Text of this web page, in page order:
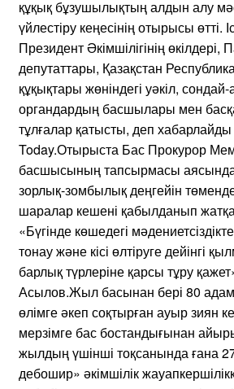
құқық бұзушылықтың алдын алу
үйлестіру кеңесінің отырысы өтті.
Президент Әкімшілігінің өкілдері,
депутаттары, Қазақстан
құқықтары жөніндегі уәкіл, сондай-
органдардың басшылары мен
тұлғалар қатысты, деп
Today.Отырыста Бас Прокурор
басшысының тапсырмасы
зорлық-зомбылық деңгейін
шаралар кешені қабылданып
«Бүгінде көшедегі
тонау және кісі өлтіруге дейінгі
барлық түрлеріне қарсы тұру
Асылов.Жыл басынан бері 80 адам
өлімге әкеп соқтырған ауыр зиян
мерзімге бас бостандығынан
жылдың үшінші тоқсанында ғана
дебошир» әкімшілік